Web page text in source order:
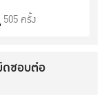
505 ครั้ง
ดชอบต่อ